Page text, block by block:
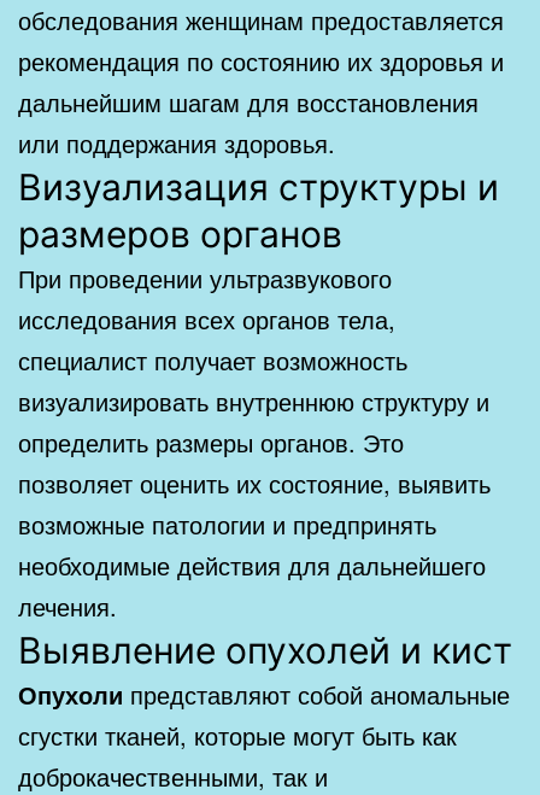
обследования женщинам предоставляется
рекомендация по состоянию их здоровья и
дальнейшим шагам для восстановления
или поддержания здоровья.
Визуализация структуры и
размеров органов
При проведении ультразвукового
исследования всех органов тела,
специалист получает возможность
визуализировать внутреннюю структуру и
определить размеры органов. Это
позволяет оценить их состояние, выявить
возможные патологии и предпринять
необходимые действия для дальнейшего
лечения.
Выявление опухолей и кист
Опухоли представляют собой аномальные
сгустки тканей, которые могут быть как
доброкачественными, так и